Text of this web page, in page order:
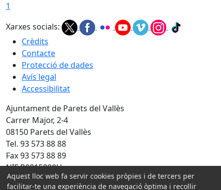
1
Xarxes socials:
Crèdits
Contacte
Protecció de dades
Avís legal
Accessibilitat
Ajuntament de Parets del Vallès
Carrer Major, 2-4
08150 Parets del Vallès
Tel. 93 573 88 88
Fax 93 573 88 89
NIF P0815800H
Amb la col·laboració de:
Aquest lloc web fa servir cookies pròpies i de tercers per
facilitar-te una experiència de navegació òptima i recollir